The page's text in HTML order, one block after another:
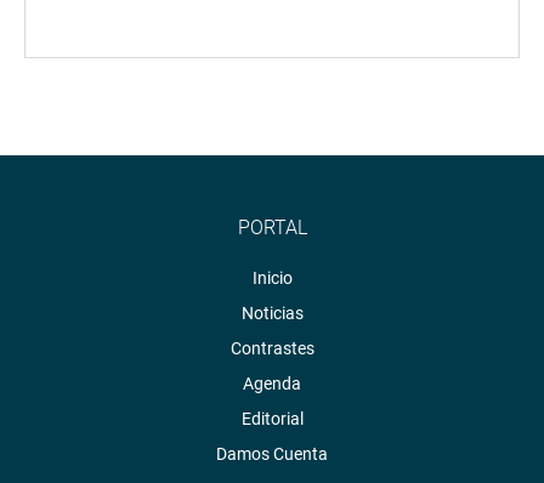
PORTAL
Inicio
Noticias
Contrastes
Agenda
Editorial
Damos Cuenta